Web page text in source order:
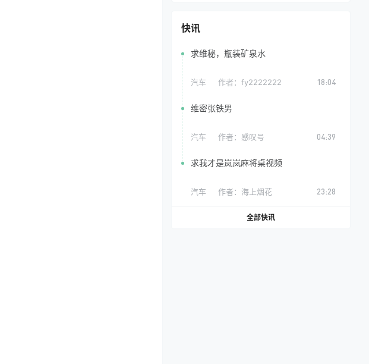
快讯
求维秘，瓶装矿泉水
汽车 作者： fy2222222 18:04
维密张铁男
汽车 作者： 感叹号 04:39
求我才是岚岚麻将桌视频
汽车 作者： 海上烟花 23:28
全部快讯